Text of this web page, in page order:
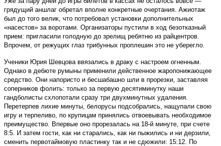
грядущий аншлаг обретал вполне конкретные очертания. Ажиотаж
был до того велик, что потребовал установки дополнительных
«насестов» за воротами. Организаторы пустили в ход безотказный
прием: пригласили голодную до зрелищ ребятню из райцентров.
Впрочем, от режущих глаз трибунных проплешин это не уберегло.
Ученики Юрия Шевцова ввязались в драку с настроем огненным.
Однако в дебюте румыны применили действенное жаропонижающее
средство. Они напористо и бесшабашно шли в прорезки, заставляя
соперников фолить: только за первую десятиминутку наши
гандболисты схлопотали сразу три двухминутных удаления.
Перетерпев лихие минуты, белорусы подсобрались, нащупали свою
игру и терпеливо, по крупицам принялись отвоевывать необходимое
преимущество. Впервые оно прорезалась на 18-й минуте, при счете
8:5. И затем гости, как ни старались, как ни пыжились и ни дерзили,
сменить первотаймовую пластинку так и не сдюжили: 15:12. По